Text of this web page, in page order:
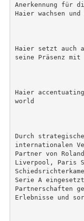
Anerkennung für
Haier wachsen
Haier setzt auch
seine Präsenz
Haier
world
Durch
internationalen
Partner von
Liverpool, Paris
Serie A
Partnerschaften
Erlebnisse und